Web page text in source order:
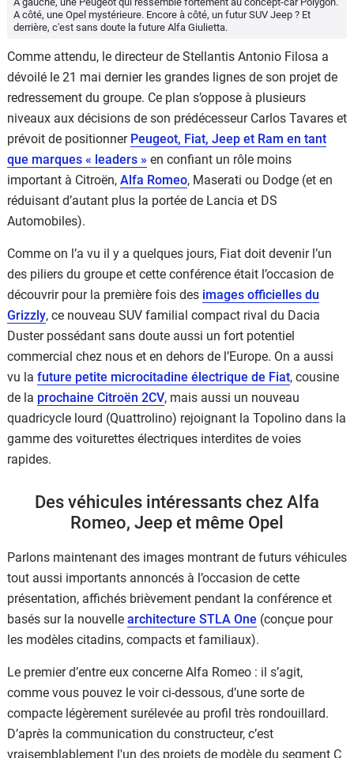
A côté, une Opel mystérieure. Encore à côté, un futur SUV Jeep ? Et
derrière, c'est sans doute la future Alfa Giulietta.
Comme attendu, le directeur de Stellantis Antonio Filosa a
dévoilé le 21 mai dernier les grandes lignes de son projet de
redressement du groupe. Ce plan s’oppose à plusieurs
niveaux aux décisions de son prédécesseur Carlos Tavares et
prévoit de positionner Peugeot, Fiat, Jeep et Ram en tant
que marques « leaders » en confiant un rôle moins
important à Citroën, Alfa Romeo, Maserati ou Dodge (et en
réduisant d’autant plus la portée de Lancia et DS
Automobiles).
Comme on l’a vu il y a quelques jours, Fiat doit devenir l’un
des piliers du groupe et cette conférence était l’occasion de
découvrir pour la première fois des images officielles du
Grizzly, ce nouveau SUV familial compact rival du Dacia
Duster possédant sans doute aussi un fort potentiel
commercial chez nous et en dehors de l’Europe. On a aussi
vu la future petite microcitadine électrique de Fiat, cousine
de la prochaine Citroën 2CV, mais aussi un nouveau
quadricycle lourd (Quattrolino) rejoignant la Topolino dans la
gamme des voiturettes électriques interdites de voies
rapides.
Des véhicules intéressants chez Alfa
Romeo, Jeep et même Opel
Parlons maintenant des images montrant de futurs véhicules
tout aussi importants annoncés à l’occasion de cette
présentation, affichés brièvement pendant la conférence et
basés sur la nouvelle architecture STLA One (conçue pour
les modèles citadins, compacts et familiaux).
Le premier d’entre eux concerne Alfa Romeo : il s’agit,
comme vous pouvez le voir ci-dessous, d’une sorte de
compacte légèrement surélevée au profil très rondouillard.
D’après la communication du constructeur, c’est
vraisemblablement l'un des projets de modèle du segment C